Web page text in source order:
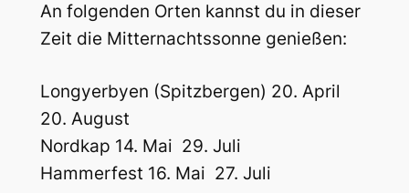
An folgenden Orten kannst du in dieser
Zeit die Mitternachtssonne genießen:
Longyerbyen (Spitzbergen) 20. April 
20. August
Nordkap 14. Mai  29. Juli
Hammerfest 16. Mai  27. Juli